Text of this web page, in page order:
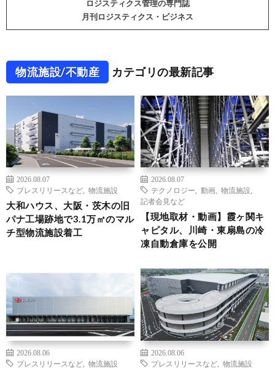
ロジスティクス管理の専門誌
月刊ロジスティクス・ビジネス
物流施設/不動産 カテゴリの最新記事
2026.08.07
プレスリリースなど
物流施設
大和ハウス、大阪・茨木の旧
パナ工場跡地で3.1万㎡のマル
チ型物流施設着工
2026.08.07
テクノロジー
動画 物流施設
記者会見など
【現地取材・動画】霞ヶ関キ
ャピタル、川崎・東扇島の冷
凍自動倉庫を公開
2026.08.06
プレスリリースなど
物流施設
2026.08.06
プレスリリースなど
物流施設